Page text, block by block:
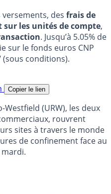
des frais de
sur les unités de compte,
. Jusqu’à 5.05% de
sur le fonds euros CNP
(sous conditions).
Copier le lien
(URW), les deux
rouvrent
sites à travers le monde
de confinement face au